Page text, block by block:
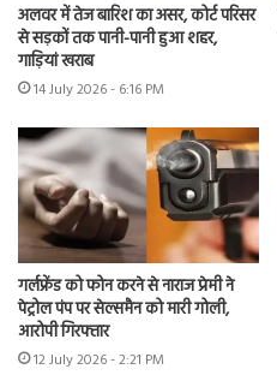
अलवर में तेज बारिश का असर, कोर्ट परिसर
से सड़कों तक पानी-पानी हुआ शहर,
गाड़ियां खराब
14 July 2026 - 6:16 PM
गर्लफ्रेंड को फोन करने से नाराज प्रेमी ने
पेट्रोल पंप पर सेल्समैन को मारी गोली,
आरोपी गिरफ्तार
12 July 2026 - 2:21 PM